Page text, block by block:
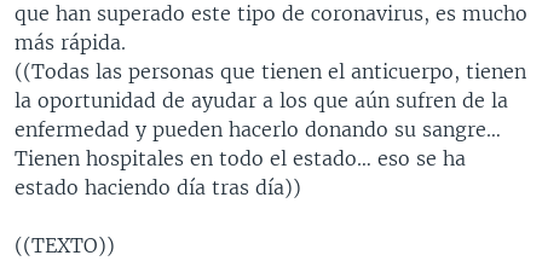
que han superado este tipo de coronavirus, es mucho
más rápida.
((Todas las personas que tienen el anticuerpo, tienen
la oportunidad de ayudar a los que aún sufren de la
enfermedad y pueden hacerlo donando su sangre…
Tienen hospitales en todo el estado… eso se ha
estado haciendo día tras día))
((TEXTO))